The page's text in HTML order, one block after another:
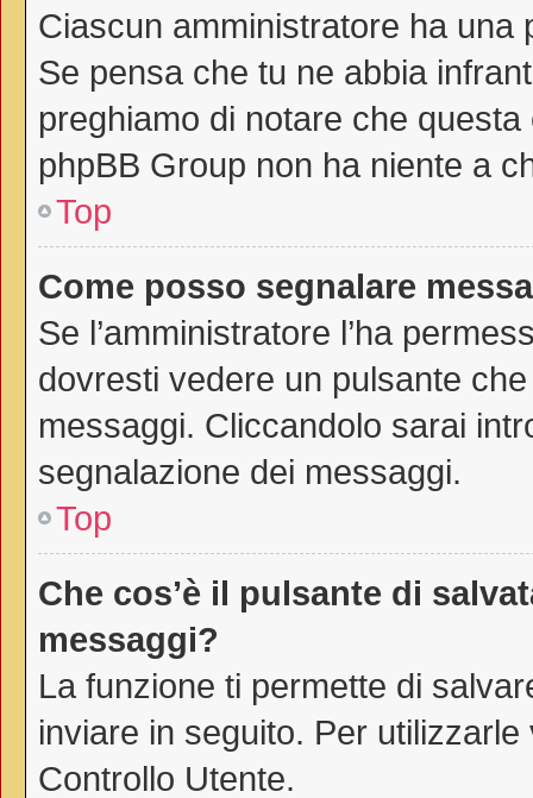
Ciascun amministratore ha una
Se pensa che tu ne abbia
preghiamo di notare che
phpBB Group non ha niente a
Top
Come posso segnalare
Se l’amministratore l’ha
dovresti vedere un pulsante
messaggi. Cliccandolo sarai
segnalazione dei messaggi.
Top
Che cos’è il pulsante di
messaggi?
La funzione ti permette di
inviare in seguito. Per
Controllo Utente.